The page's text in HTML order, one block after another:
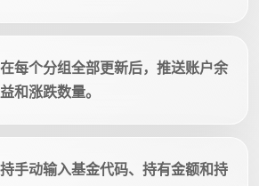
每个分组全部更新后，推送账户余
和涨跌数量。
手动输入基金代码、持有金额和持